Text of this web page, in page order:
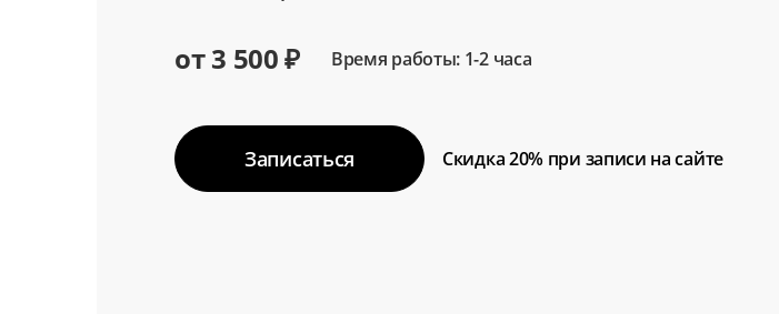
от 3 500 ₽ Время работы: 1-2 часа
Записаться Скидка 20% при записи на сайте